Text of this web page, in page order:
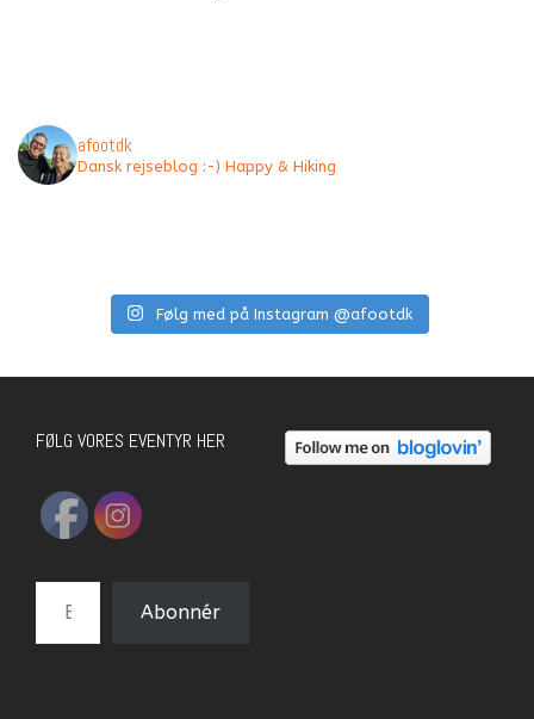
afootdk
Dansk rejseblog :-) Happy & Hiking
Følg med på Instagram @afootdk
FØLG VORES EVENTYR HER
E-mail-adresse
Abonnér